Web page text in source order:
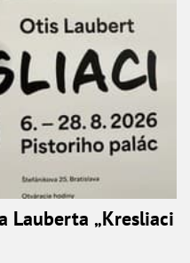
Lauberta „Kresliaci